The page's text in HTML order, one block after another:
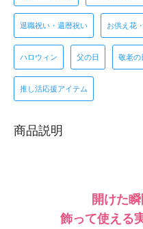
退職祝い・還暦祝い お供え花
ハロウィン 父の日 敬老の
推し活応援アイテム
商品説明
開けた
飾って使える